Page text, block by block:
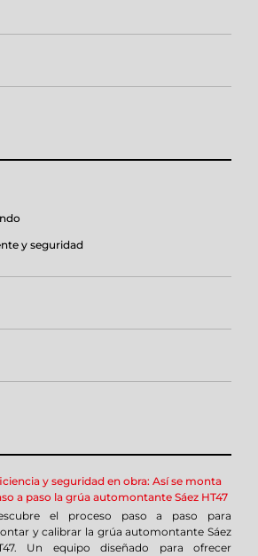
y seguridad
y seguridad en obra: Así se monta
a paso la grúa automontante Sáez HT47
el proceso paso a paso para
y calibrar la grúa automontante Sáez
Un equipo diseñado para ofrecer